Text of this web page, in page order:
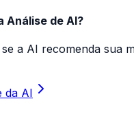
Análise de AI?
a AI recomenda sua
da AI